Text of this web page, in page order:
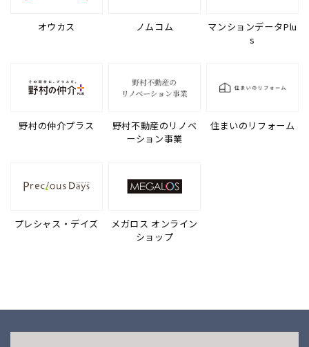
オウカス ノムコム
マンションデータPlu
s
野村の仲介プラス
野村不動産のリノベ
ーション事業
住まいのリフォーム
プレシャス・デイズ
メガロス オンライン
ショップ